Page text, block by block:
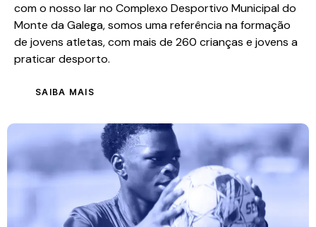
com o nosso lar no Complexo Desportivo Municipal do
Monte da Galega, somos uma referência na formação
de jovens atletas, com mais de 260 crianças e jovens a
praticar desporto.
SAIBA MAIS